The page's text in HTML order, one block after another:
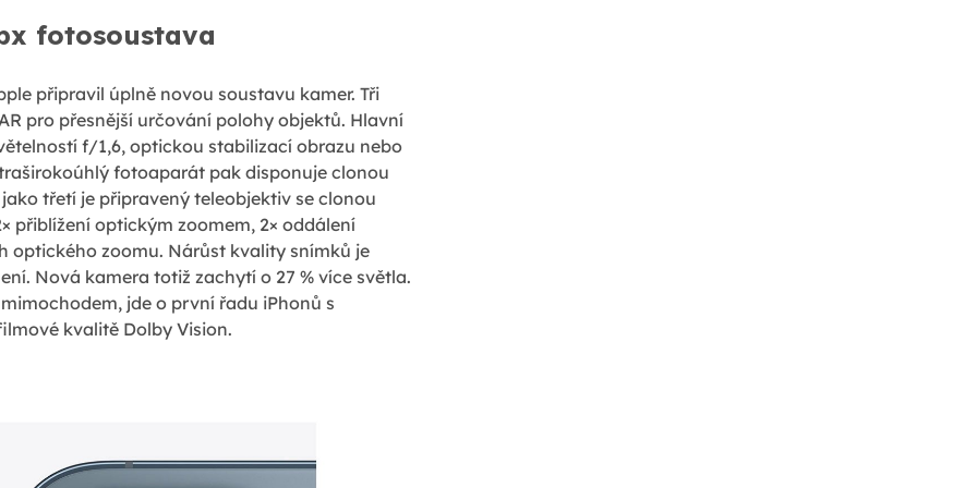
fotosoustava
připravil úplně novou soustavu kamer. Tři
pro přesnější určování polohy objektů. Hlavní
f/1,6, optickou stabilizací obrazu nebo
fotoaparát pak disponuje clonou
třetí je připravený teleobjektiv se clonou
přiblížení optickým zoomem, 2× oddálení
optického zoomu. Nárůst kvality snímků je
Nová kamera totiž zachytí o 27 % více světla.
jde o první řadu iPhonů s
kvalitě Dolby Vision.